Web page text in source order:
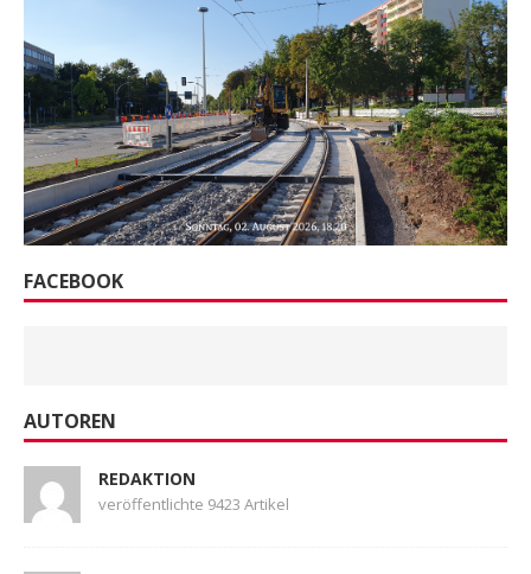
FACEBOOK
AUTOREN
REDAKTION
veröffentlichte 9423 Artikel